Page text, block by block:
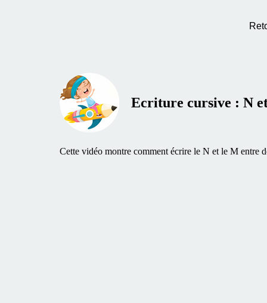
Ecriture cursive : N
Cette vidéo montre comment écrire le N et le M entre